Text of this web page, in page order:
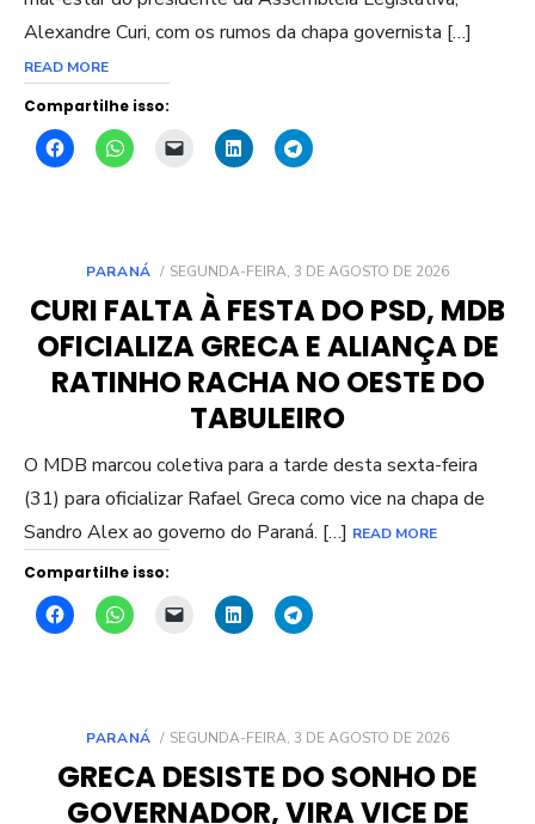
Alexandre Curi, com os rumos da chapa governista […]
READ MORE
Compartilhe isso:
PARANÁ
POSTED
SEGUNDA-FEIRA, 3 DE AGOSTO DE 2026
CURI FALTA À FESTA DO PSD, MDB
OFICIALIZA GRECA E ALIANÇA DE
RATINHO RACHA NO OESTE DO
TABULEIRO
O MDB marcou coletiva para a tarde desta sexta-feira
(31) para oficializar Rafael Greca como vice na chapa de
Sandro Alex ao governo do Paraná. […] READ MORE
Compartilhe isso:
PARANÁ
POSTED
SEGUNDA-FEIRA, 3 DE AGOSTO DE 2026
GRECA DESISTE DO SONHO DE
GOVERNADOR, VIRA VICE DE